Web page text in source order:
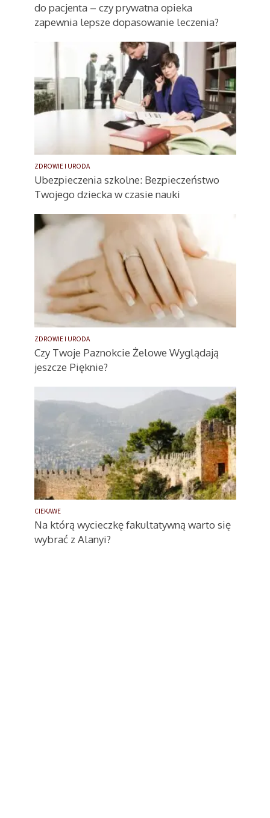
do pacjenta – czy prywatna opieka
zapewnia lepsze dopasowanie leczenia?
ZDROWIE I URODA
Ubezpieczenia szkolne: Bezpieczeństwo
Twojego dziecka w czasie nauki
ZDROWIE I URODA
Czy Twoje Paznokcie Żelowe Wyglądają
jeszcze Pięknie?
CIEKAWE
Na którą wycieczkę fakultatywną warto się
wybrać z Alanyi?